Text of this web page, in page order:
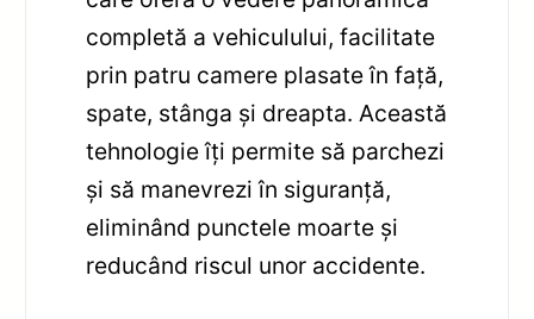
completă a vehiculului, facilitate
prin patru camere plasate în față,
spate, stânga și dreapta. Această
tehnologie îți permite să parchezi
și să manevrezi în siguranță,
eliminând punctele moarte și
reducând riscul unor accidente.